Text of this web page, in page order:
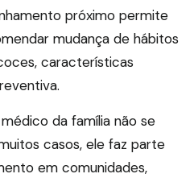
próximo permite
mudança de hábitos
características
da família não se
casos, ele faz parte
em comunidades,